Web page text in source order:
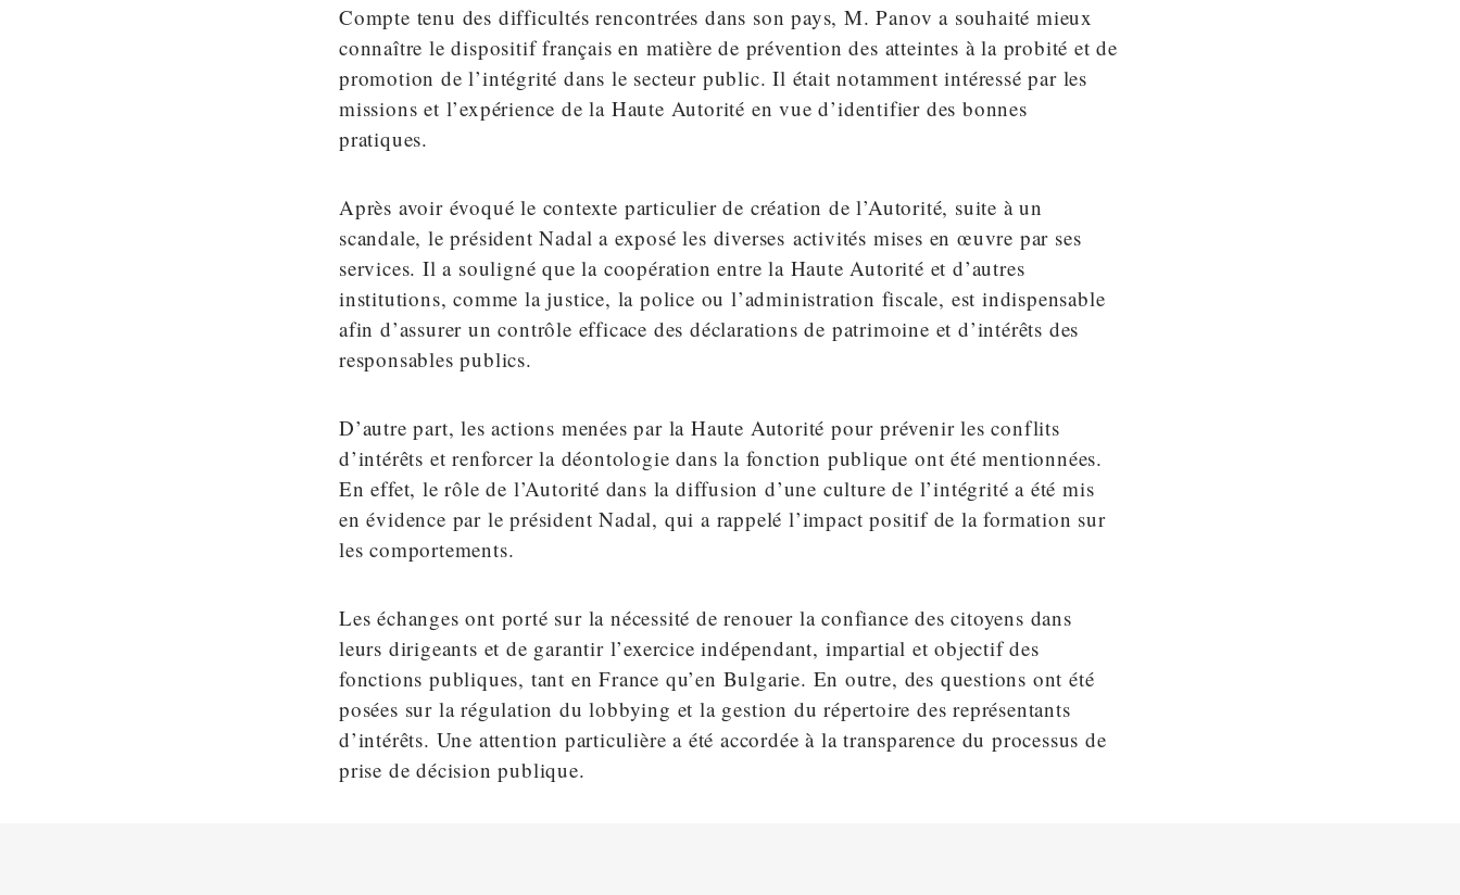
Compte tenu des difficultés rencontrées dans son pays, M. Panov a souhaité mieux
connaître le dispositif français en matière de prévention des atteintes à la probité et de
promotion de l’intégrité dans le secteur public. Il était notamment intéressé par les
missions et l’expérience de la Haute Autorité en vue d’identifier des bonnes
pratiques.
Après avoir évoqué le contexte particulier de création de l’Autorité, suite à un
scandale, le président Nadal a exposé les diverses activités mises en œuvre par ses
services. Il a souligné que la coopération entre la Haute Autorité et d’autres
institutions, comme la justice, la police ou l’administration fiscale, est indispensable
afin d’assurer un contrôle efficace des déclarations de patrimoine et d’intérêts des
responsables publics.
D’autre part, les actions menées par la Haute Autorité pour prévenir les conflits
d’intérêts et renforcer la déontologie dans la fonction publique ont été mentionnées.
En effet, le rôle de l’Autorité dans la diffusion d’une culture de l’intégrité a été mis
en évidence par le président Nadal, qui a rappelé l’impact positif de la formation sur
les comportements.
Les échanges ont porté sur la nécessité de renouer la confiance des citoyens dans
leurs dirigeants et de garantir l’exercice indépendant, impartial et objectif des
fonctions publiques, tant en France qu’en Bulgarie. En outre, des questions ont été
posées sur la régulation du lobbying et la gestion du répertoire des représentants
d’intérêts. Une attention particulière a été accordée à la transparence du processus de
prise de décision publique.